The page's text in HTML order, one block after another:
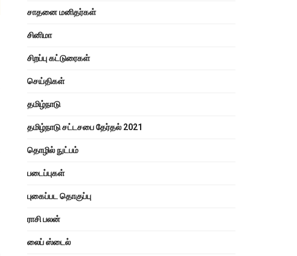
சாதனை மனிதர்கள்
சினிமா
சிறப்பு கட்டுரைகள்
செய்திகள்
தமிழ்நாடு
தமிழ்நாடு சட்டசபை தேர்தல் 2021
தொழில் நுட்பம்
படைப்புகள்
புகைப்பட தொகுப்பு
ராசி பலன்
லைப் ஸ்டைல்